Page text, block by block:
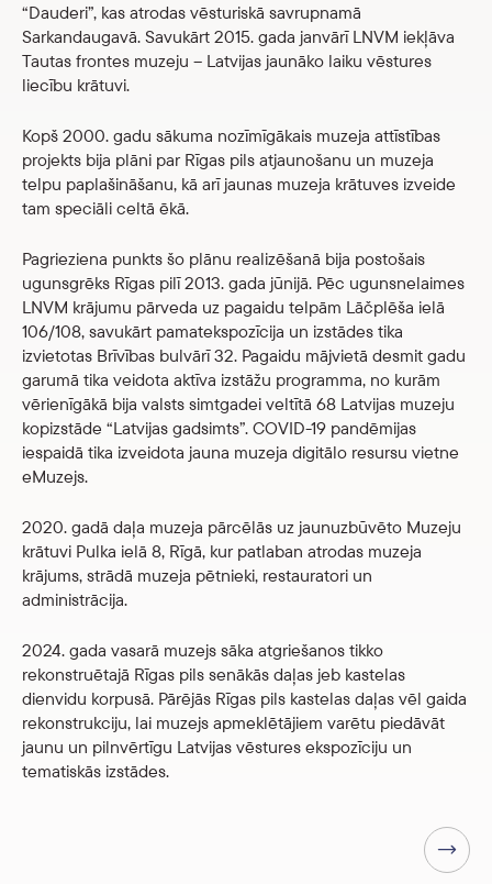
“Dauderi”, kas atrodas vēsturiskā savrupnamā
Sarkandaugavā. Savukārt 2015. gada janvārī LNVM iekļāva
Tautas frontes muzeju – Latvijas jaunāko laiku vēstures
liecību krātuvi.
Kopš 2000. gadu sākuma nozīmīgākais muzeja attīstības
projekts bija plāni par Rīgas pils atjaunošanu un muzeja
telpu paplašināšanu, kā arī jaunas muzeja krātuves izveide
tam speciāli celtā ēkā.
Pagrieziena punkts šo plānu realizēšanā bija postošais
ugunsgrēks Rīgas pilī 2013. gada jūnijā. Pēc ugunsnelaimes
LNVM krājumu pārveda uz pagaidu telpām Lāčplēša ielā
106/108, savukārt pamatekspozīcija un izstādes tika
izvietotas Brīvības bulvārī 32. Pagaidu mājvietā desmit gadu
garumā tika veidota aktīva izstāžu programma, no kurām
vērienīgākā bija valsts simtgadei veltītā 68 Latvijas muzeju
kopizstāde “Latvijas gadsimts”. COVID-19 pandēmijas
iespaidā tika izveidota jauna muzeja digitālo resursu vietne
eMuzejs.
2020. gadā daļa muzeja pārcēlās uz jaunuzbūvēto Muzeju
krātuvi Pulka ielā 8, Rīgā, kur patlaban atrodas muzeja
krājums, strādā muzeja pētnieki, restauratori un
administrācija.
2024. gada vasarā muzejs sāka atgriešanos tikko
rekonstruētajā Rīgas pils senākās daļas jeb kastelas
dienvidu korpusā. Pārējās Rīgas pils kastelas daļas vēl gaida
rekonstrukciju, lai muzejs apmeklētājiem varētu piedāvāt
jaunu un pilnvērtīgu Latvijas vēstures ekspozīciju un
tematiskās izstādes.
Nākamā lapa